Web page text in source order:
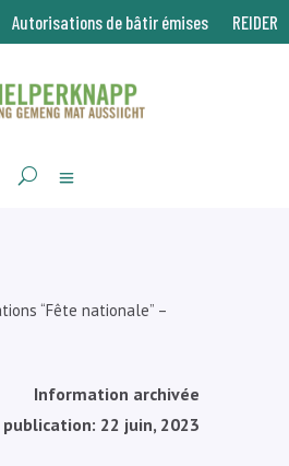
Autorisations de bâtir émises REIDER
“Fête nationale” –
Information archivée
22 juin, 2023